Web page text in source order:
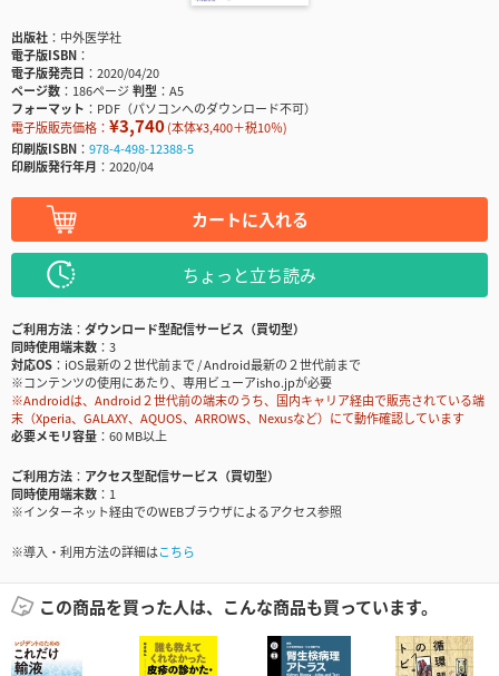
出版社
中外医学社
電子版ISBN
電子版発売日
2020/04/20
ページ数
186ページ判型
A5
フォーマット
PDF（パソコンへのダウンロード不可）
電子版販売価格： ¥3,740(本体¥3,400＋税10％)
印刷版ISBN
978-4-498-12388-5
印刷版発行年月
2020/04
カートに入れる
ちょっと立ち読み
ご利用方法
ダウンロード型配信サービス（買切型）
同時使用端末数
3
対応OS
iOS最新の２世代前まで / Android最新の２世代前まで
※コンテンツの使用にあたり、専用ビューアisho.jpが必要
※Androidは、Android２世代前の端末のうち、国内キャリア経由で販売されている端
末（Xperia、GALAXY、AQUOS、ARROWS、Nexusなど）にて動作確認しています
必要メモリ容量
60 MB以上
ご利用方法
アクセス型配信サービス（買切型）
同時使用端末数
1
※インターネット経由でのWEBブラウザによるアクセス参照
※導入・利用方法の詳細はこちら
この商品を買った人は、こんな商品も買っています。